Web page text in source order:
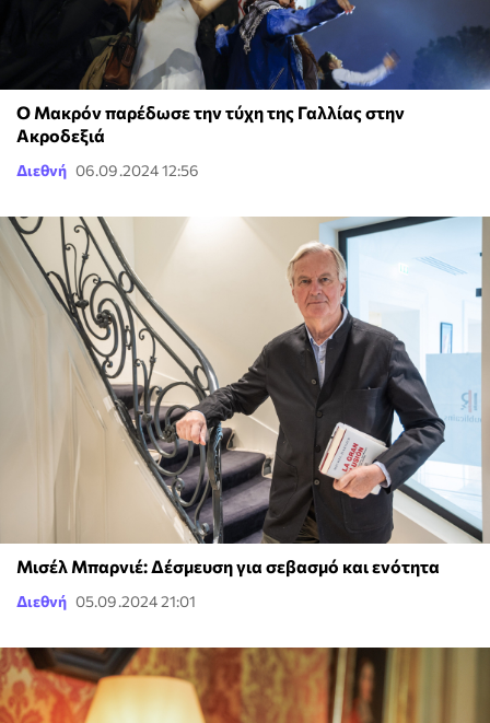
Ο Μακρόν παρέδωσε την τύχη της Γαλλίας στην
Ακροδεξιά
Διεθνή 06.09.2024 12:56
Μισέλ Μπαρνιέ: Δέσμευση για σεβασμό και ενότητα
Διεθνή 05.09.2024 21:01